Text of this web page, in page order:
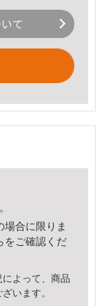
て
場合に限りま
をご確認くだ
よって、商品
います。